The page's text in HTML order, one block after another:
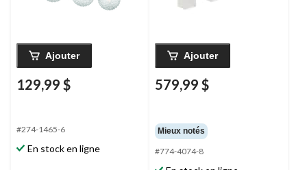
Ajouter
129,99 $
#274-1465-6
En stock en ligne
Ajouter
579,99 $
Mieux notés
#774-4074-8